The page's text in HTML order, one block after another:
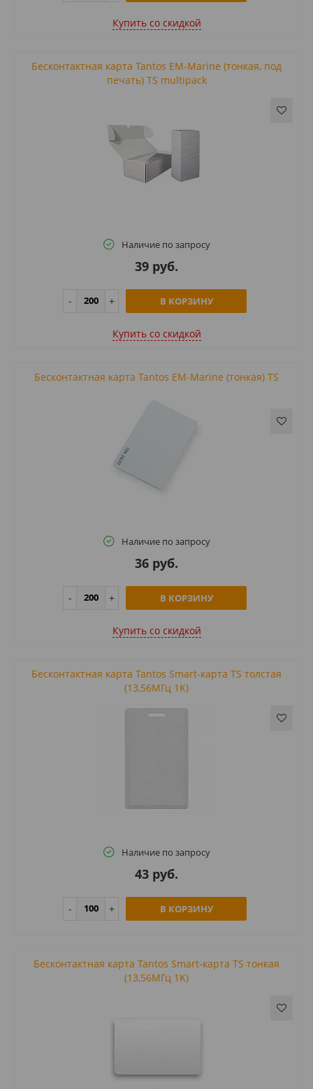
Купить cо скидкой
Бесконтактная карта Tantos EM-Marine (тонкая, под
печать) TS multipack
Наличие по запросу
39 руб.
В КОРЗИНУ
Купить cо скидкой
Бесконтактная карта Tantos EM-Marine (тонкая) TS
Наличие по запросу
36 руб.
В КОРЗИНУ
Купить cо скидкой
Бесконтактная карта Tantos Smart-карта TS толстая
(13,56МГц 1K)
Наличие по запросу
43 руб.
В КОРЗИНУ
Бесконтактная карта Tantos Smart-карта TS тонкая
(13,56МГц 1K)